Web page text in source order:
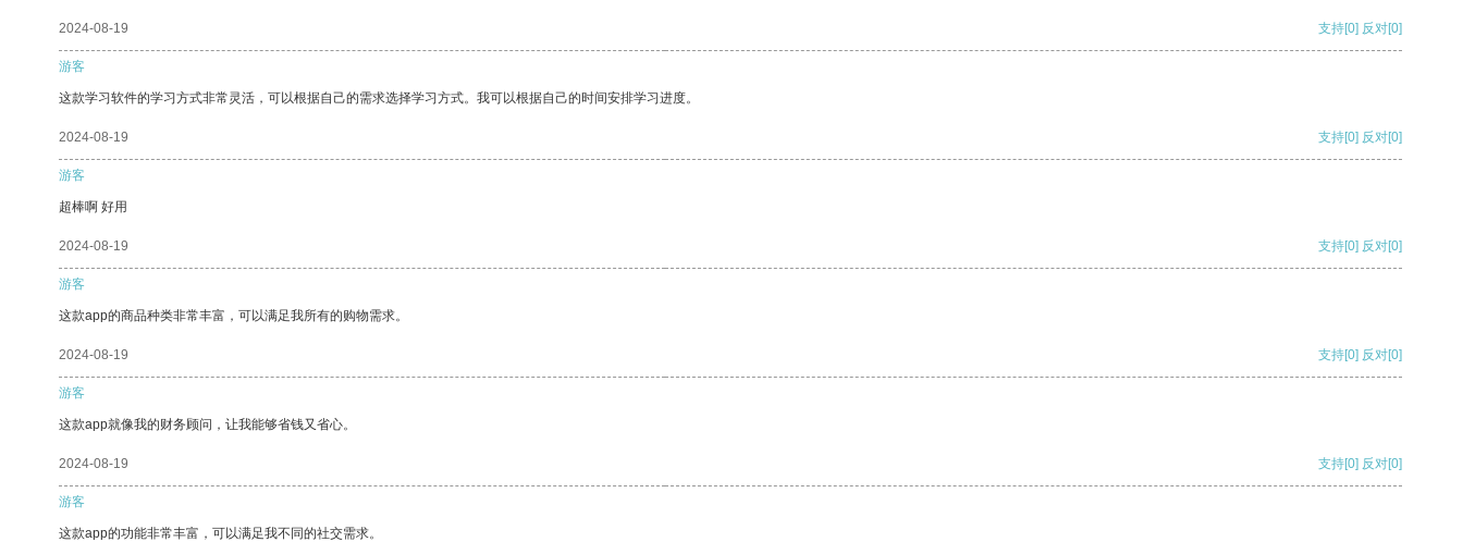
2024-08-19 支持[0] 反对[0]
游客
这款学习软件的学习方式非常灵活，可以根据自己的需求选择学习方式。我可以根据自己的时间安排学习进度。
2024-08-19 支持[0] 反对[0]
游客
超棒啊 好用
2024-08-19 支持[0] 反对[0]
游客
这款app的商品种类非常丰富，可以满足我所有的购物需求。
2024-08-19 支持[0] 反对[0]
游客
这款app就像我的财务顾问，让我能够省钱又省心。
2024-08-19 支持[0] 反对[0]
游客
这款app的功能非常丰富，可以满足我不同的社交需求。